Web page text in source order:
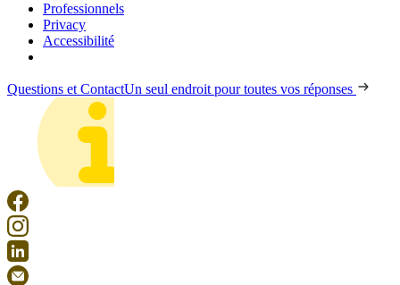
Professionnels
Privacy
Accessibilité
Questions et ContactUn seul endroit pour toutes vos réponses